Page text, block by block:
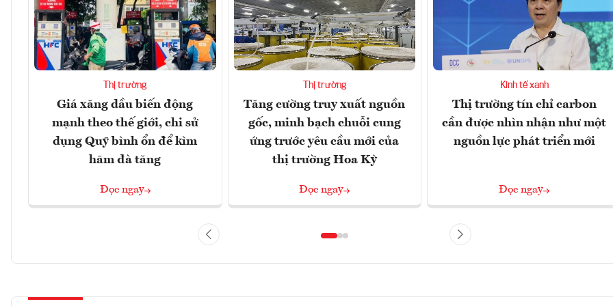
Thị trường
Giá xăng dầu biến động
mạnh theo thế giới, chi sử
dụng Quỹ bình ổn để kìm
hãm đà tăng
Đọc ngay
Thị trường
Tăng cường truy xuất nguồn
gốc, minh bạch chuỗi cung
ứng trước yêu cầu mới của
thị trường Hoa Kỳ
Đọc ngay
Kinh tế xanh
Thị trường tín chỉ carbon
cần được nhìn nhận như một
nguồn lực phát triển mới
Đọc ngay